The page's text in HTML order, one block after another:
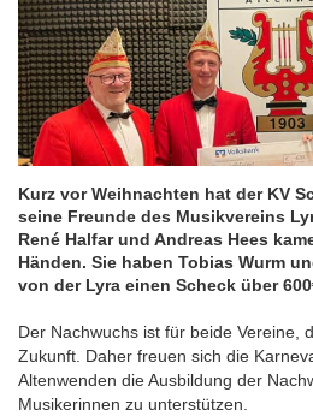
Ausbildung
der
Jugend
Kurz vor Weihnachten hat der KV
seine Freunde des Musikvereins
René Halfar und Andreas Hees
Händen. Sie haben Tobias Wurm
von der Lyra einen Scheck über
Der Nachwuchs ist für beide Vereine,
Zukunft. Daher freuen sich die
Altenwenden die Ausbildung der
Musikerinnen zu unterstützen.